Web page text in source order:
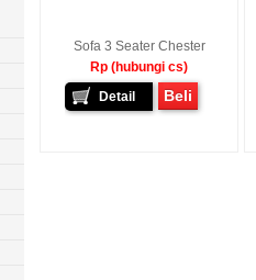
Sofa 3 Seater Chester
Rp (hubungi cs)
Detail
Beli